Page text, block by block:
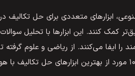
ابزارهای متعددی برای حل تکالیف
کمک کنند. این ابزارها با تحلیل
را ایفا می‌کنند. از ریاضی و علوم گرفته